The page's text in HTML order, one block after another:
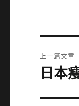
章
上一篇文章
上
篇
日本